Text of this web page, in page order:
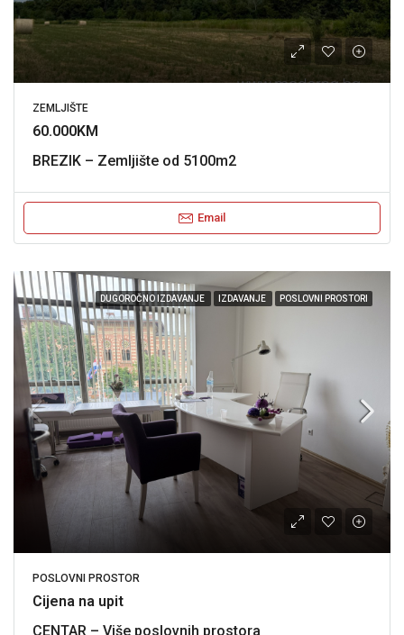
ZEMLJIŠTE
60.000KM
BREZIK – Zemljište od 5100m2
Email
DUGOROČNO IZDAVANJE IZDAVANJE POSLOVNI PROSTORI
POSLOVNI PROSTOR
Cijena na upit
CENTAR – Više poslovnih prostora